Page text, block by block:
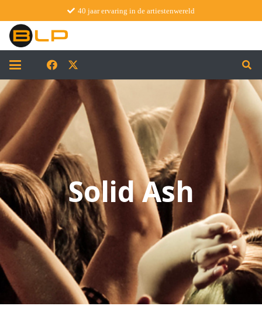
40 jaar ervaring in de artiestenwereld
Solid Ash